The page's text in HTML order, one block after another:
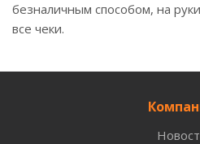
безналичным способом, на
все чеки.